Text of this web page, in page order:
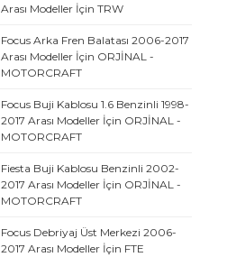
Arası Modeller İçin TRW
Focus Arka Fren Balatası 2006-2017
Arası Modeller İçin ORJİNAL -
MOTORCRAFT
Focus Buji Kablosu 1.6 Benzinli 1998-
2017 Arası Modeller İçin ORJİNAL -
MOTORCRAFT
Fiesta Buji Kablosu Benzinli 2002-
2017 Arası Modeller İçin ORJİNAL -
MOTORCRAFT
Focus Debriyaj Üst Merkezi 2006-
2017 Arası Modeller İçin FTE